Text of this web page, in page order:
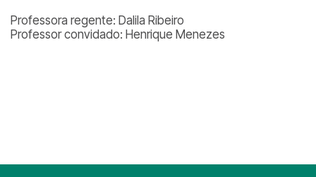
Professora regente: Dalila Ribeiro
Professor convidado: Henrique Menezes